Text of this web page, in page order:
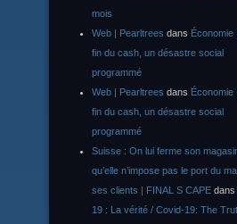
mois
Web | Pearltrees dans Économie
fin du cash, un désastre social
programmé
Web | Pearltrees dans Économie
fin du cash, un désastre social
programmé
Suisse : On lui ferme son
qu’elle n’impose pas le port du
ses clients | FINAL S CAPE dans
19 : La vérité / Covid-19: The